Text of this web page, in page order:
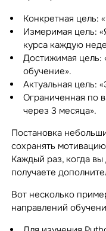
Конкретная цель:
Измеримая цель:
курса каждую
Достижимая цель:
обучение».
Актуальная цель:
Ограниченная по
через 3 месяца».
Постановка
сохранять
Каждый раз, когда
получаете
Вот несколько
направлений